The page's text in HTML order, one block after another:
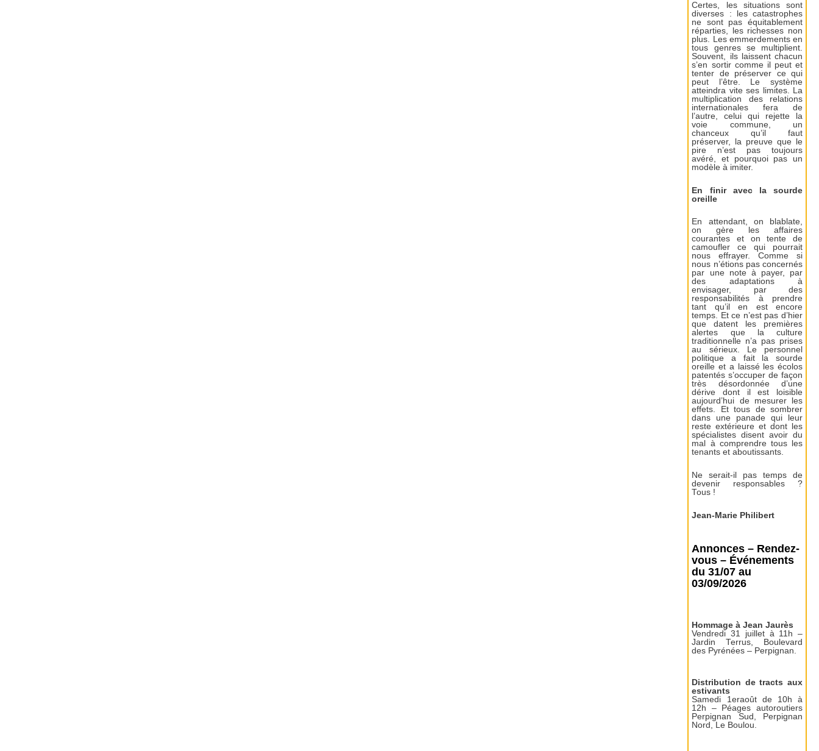
Certes, les situations sont
diverses : les catastrophes
ne sont pas équitablement
réparties, les richesses non
plus. Les emmerdements en
tous genres se multiplient.
Souvent, ils laissent chacun
s’en sortir comme il peut et
tenter de préserver ce qui
peut l’être. Le système
atteindra vite ses limites. La
multiplication des relations
internationales fera de
l’autre, celui qui rejette la
voie commune, un
chanceux qu’il faut
préserver, la preuve que le
pire n’est pas toujours
avéré, et pourquoi pas un
modèle à imiter.
En finir avec la sourde
oreille
En attendant, on blablate,
on gère les affaires
courantes et on tente de
camoufler ce qui pourrait
nous effrayer. Comme si
nous n’étions pas concernés
par une note à payer, par
des adaptations à
envisager, par des
responsabilités à prendre
tant qu’il en est encore
temps. Et ce n’est pas d’hier
que datent les premières
alertes que la culture
traditionnelle n’a pas prises
au sérieux. Le personnel
politique a fait la sourde
oreille et a laissé les écolos
patentés s’occuper de façon
très désordonnée d’une
dérive dont il est loisible
aujourd’hui de mesurer les
effets. Et tous de sombrer
dans une panade qui leur
reste extérieure et dont les
spécialistes disent avoir du
mal à comprendre tous les
tenants et aboutissants.
Ne serait-il pas temps de
devenir responsables ?
Tous !
Jean-Marie Philibert
Annonces – Rendez-
vous – Événements
du 31/07 au
03/09/2026
Hommage à Jean Jaurès
Vendredi 31 juillet à 11h –
Jardin Terrus, Boulevard
des Pyrénées – Perpignan.
Distribution de tracts aux
estivants
Samedi 1eraoût de 10h à
12h – Péages autoroutiers
Perpignan Sud, Perpignan
Nord, Le Boulou.